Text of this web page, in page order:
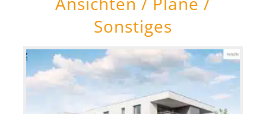
Sonstiges